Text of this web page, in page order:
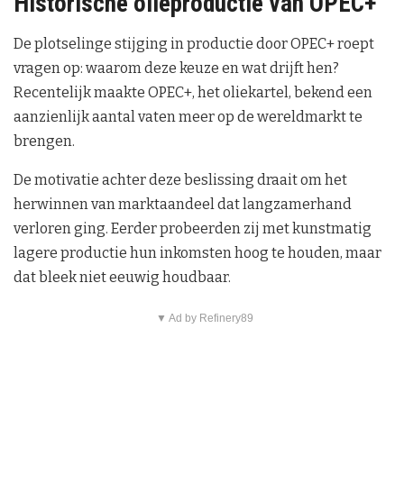
De plotselinge stijging in productie door OPEC+ roept
vragen op: waarom deze keuze en wat drijft hen?
Recentelijk maakte OPEC+, het oliekartel, bekend een
aanzienlijk aantal vaten meer op de wereldmarkt te
brengen.
De motivatie achter deze beslissing draait om het
herwinnen van marktaandeel dat langzamerhand
verloren ging. Eerder probeerden zij met kunstmatig
lagere productie hun inkomsten hoog te houden, maar
dat bleek niet eeuwig houdbaar.
▼ Ad by Refinery89